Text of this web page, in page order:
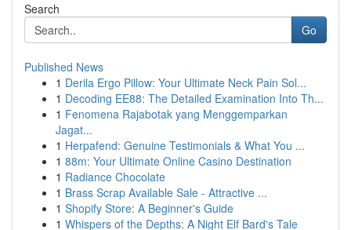
Search
Go
Published News
1 Derila Ergo Pillow: Your Ultimate Neck Pain Sol...
1 Decoding EE88: The Detailed Examination Into Th...
1 Fenomena Rajabotak yang Menggemparkan
Jagat...
1 Herpafend: Genuine Testimonials & What You ...
1 88m: Your Ultimate Online Casino Destination
1 Radiance Chocolate
1 Brass Scrap Available Sale - Attractive ...
1 Shopify Store: A Beginner's Guide
1 Whispers of the Depths: A Night Elf Bard's Tale